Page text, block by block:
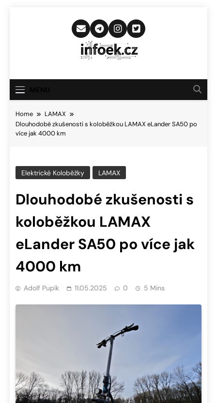
Infoek.cz
Novinkám
Home
LAMAX
Dlouhodobé zkušenosti s koloběžkou LAMAX eLander SA50 po
více jak 4000 km
Elektrické Koloběžky LAMAX
Dlouhodobé zkušenosti s
koloběžkou LAMAX
eLander SA50 po více jak
4000 km
Adolf Pupík 11.05.2025 0 5 Mins